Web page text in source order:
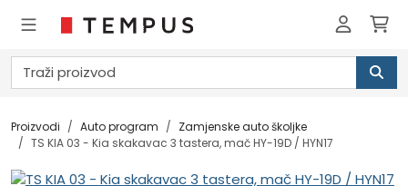
Proizvodi Auto program
Zamjenske auto školjke
TS KIA 03 - Kia skakavac 3 tastera, mač HY-19D / HYN17